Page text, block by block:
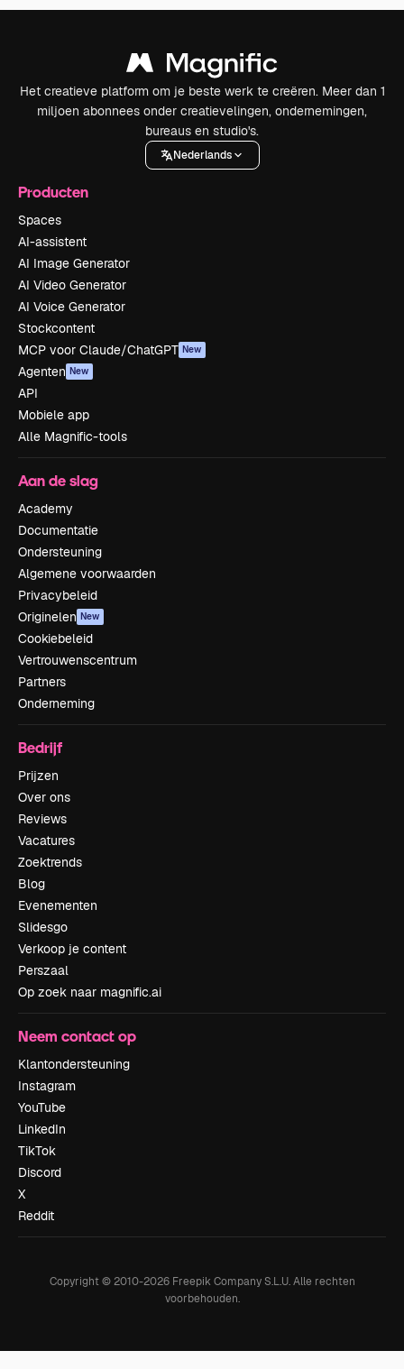
Het creatieve platform om je beste werk te creëren. Meer dan 1
miljoen abonnees onder creatievelingen, ondernemingen,
bureaus en studio's.
Nederlands
Producten
Spaces
AI-assistent
AI Image Generator
AI Video Generator
AI Voice Generator
Stockcontent
MCP voor Claude/ChatGPT New
Agenten New
API
Mobiele app
Alle Magnific-tools
Aan de slag
Academy
Documentatie
Ondersteuning
Algemene voorwaarden
Privacybeleid
Originelen New
Cookiebeleid
Vertrouwenscentrum
Partners
Onderneming
Bedrijf
Prijzen
Over ons
Reviews
Vacatures
Zoektrends
Blog
Evenementen
Slidesgo
Verkoop je content
Perszaal
Op zoek naar magnific.ai
Neem contact op
Klantondersteuning
Instagram
YouTube
LinkedIn
TikTok
Discord
X
Reddit
Copyright © 2010-2026Freepik Company S.L.U. Alle rechten
voorbehouden.